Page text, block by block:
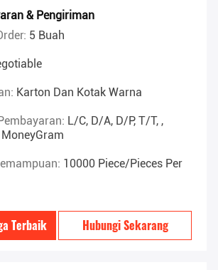
& Pengiriman
5 Buah
Karton Dan Kotak Warna
L/C, D/A, D/P, T/T, ,
10000 Piece/Pieces Per
Terbaik Hubungi Sekarang